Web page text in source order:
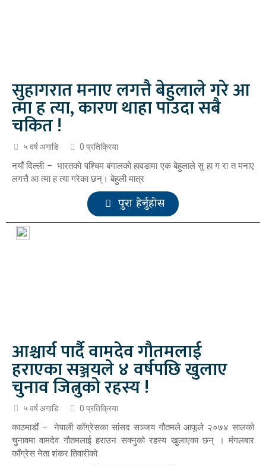
सुहागरात मनाए लगत्तै बेहुलाले गरे आ
त्मा ह त्या, कारण थाहा पाउदा सबै
चकित !
५ वर्ष अगाडि 0 प्रतिक्रिया
नयाँ दिल्ली – भारतको पश्चिम बंगालको हावडामा एक बेहुलाले सु हा ग रा त मनाए
लगत्तै आ त्मा ह त्या गरेका छन्। बेहुली मात्र
पुरा हेर्नुहोस
आश्चार्य पार्दै वामदेव गौतमलाई
हराएका सञ्जयले ४ वर्षपछि खुलाए
चुनाव जित्नुको रहस्य !
५ वर्ष अगाडि 0 प्रतिक्रिया
काठमाडौं – नेपाली काँग्रेसका सांसद सञ्जय गौतमले आफूले २०७४ सालको
चुनावमा वामदेव गौतमलाई हराउन सक्नुको रहस्य खुलाएका छन् । मंगलबार
काँग्रेस नेता शंकर तिवारीको